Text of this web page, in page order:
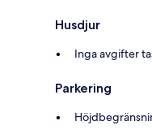
Husdjur
Inga avgifter
Parkering